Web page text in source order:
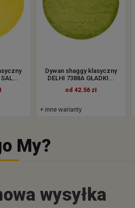
SAL...
Dywan shaggy klasyczny
DELHI 7388A GŁADKI...
od 42.56 zł
+ inne warianty
My?
wysyłka